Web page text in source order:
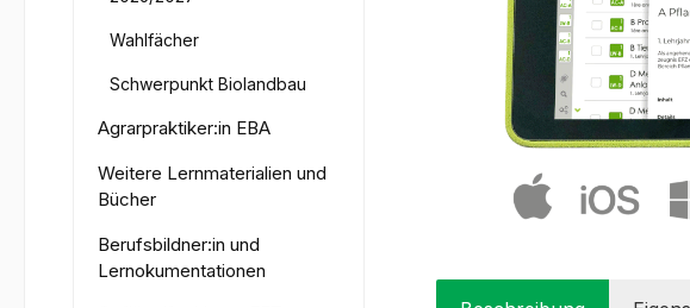
Wahlfächer
Schwerpunkt Biolandbau
Agrarpraktiker:in EBA
Weitere Lernmaterialien und
Bücher
Berufsbildner:in und
Lernokumentationen